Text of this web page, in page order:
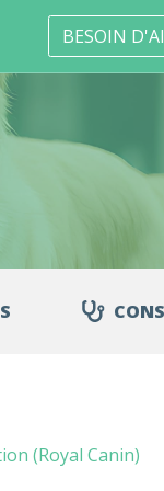
BESOIN
(Royal Canin)